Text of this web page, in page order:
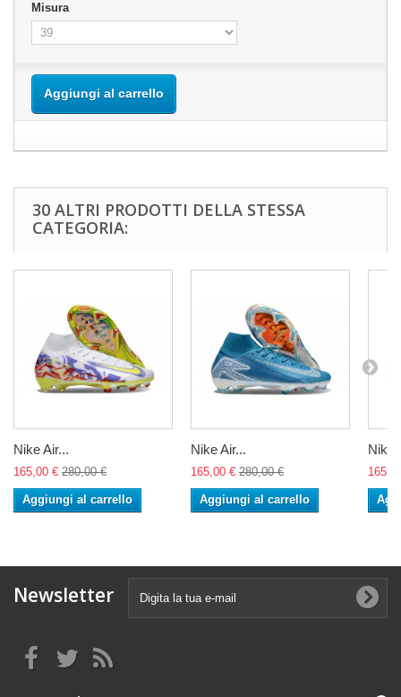
Misura
Aggiungi al carrello
30 ALTRI PRODOTTI DELLA STESSA
CATEGORIA:
Nike Air...
165,00 € 280,00 €
Aggiungi al carrello
Nike Air...
165,00 € 280,00 €
Aggiungi al carrello
Nike
Newsletter